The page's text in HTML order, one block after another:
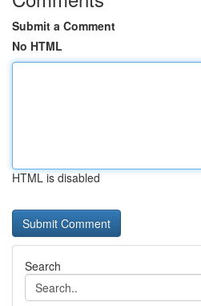
Submit a Comment
No HTML
HTML is disabled
Search